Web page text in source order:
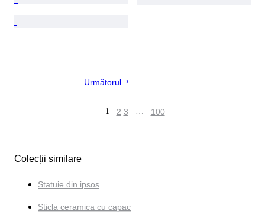
Următorul
1 2 3 … 100
Colecții similare
Statuie din ipsos
Sticla ceramica cu capac